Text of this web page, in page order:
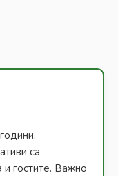
са
гостите. Важно